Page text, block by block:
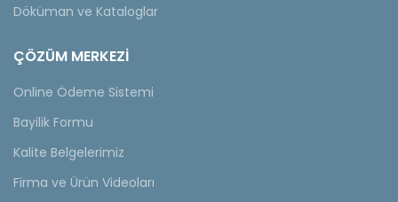
Döküman ve Kataloglar
ÇÖZÜM MERKEZİ
Online Ödeme Sistemi
Bayilik Formu
Kalite Belgelerimiz
Firma ve Ürün Videoları